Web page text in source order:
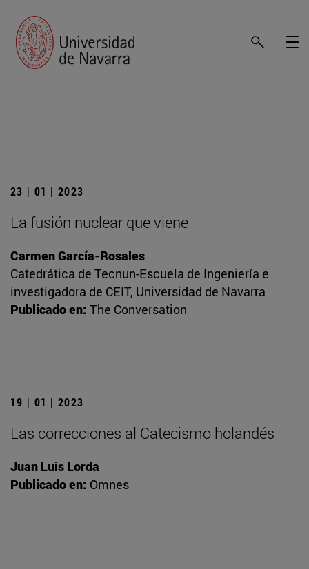
23 | 01 | 2023
La fusión nuclear que viene
Carmen García-Rosales
Catedrática de Tecnun-Escuela de Ingeniería e
investigadora de CEIT, Universidad de Navarra
Publicado en: The Conversation
19 | 01 | 2023
Las correcciones al Catecismo holandés
Juan Luis Lorda
Publicado en: Omnes